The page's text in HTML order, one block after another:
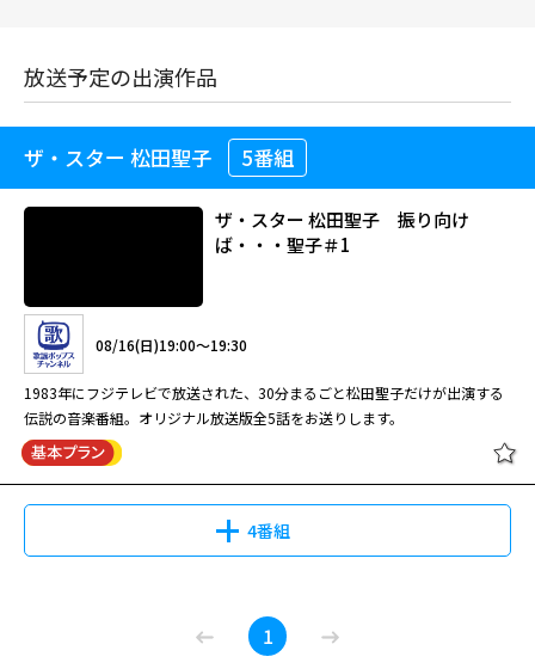
放送予定の出演作品
ザ・スター 松田聖子 5番組
ザ・スター 松田聖子 振り向け
ば・・・聖子＃1
08/16(日)19:00～19:30
1983年にフジテレビで放送された、30分まるごと松田聖子だけが出演する
伝説の音楽番組。オリジナル放送版全5話をお送りします。
4番組
ザ・スター 松田聖子 振り向け
ば・・・聖子＃1
1